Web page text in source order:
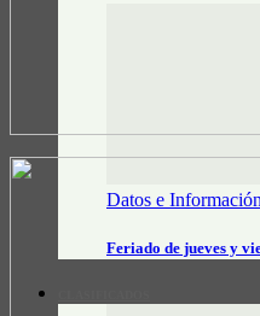
Datos e
Feriado de jueves y